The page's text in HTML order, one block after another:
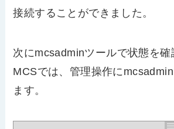
接続することができました。
次にmcsadminツールで状態を確
MCSでは、管理操作に
ます。